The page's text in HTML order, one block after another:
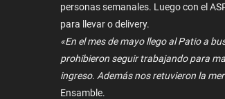
personas semanales. Luego con el
para llevar o delivery.
«En el mes de mayo llego al Patio a
prohibieron seguir trabajando para
ingreso. Además nos retuvieron la
Ensamble.